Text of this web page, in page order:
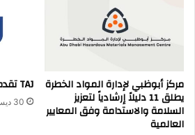
مركز أبوظبي لإدارة المواد الخطرة
يطلق 11 دليلاً إرشادياً لتعزيز
السلامة والاستدامة وفق المعايير
العالمية
TAJ تقدم لكم تجربة تسوق رقمي
30 ديسمبر، 2024